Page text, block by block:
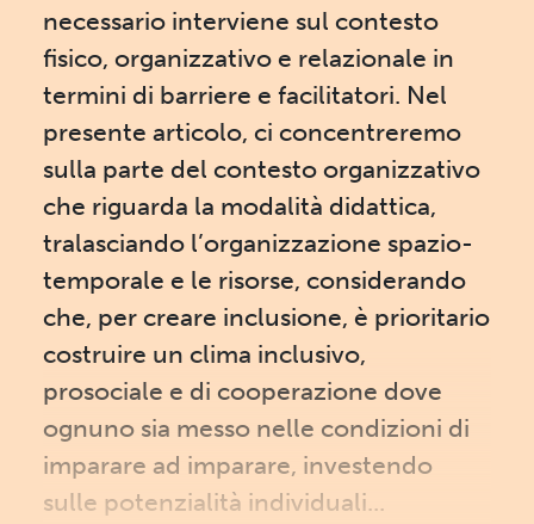
necessario interviene sul contesto
fisico, organizzativo e relazionale in
termini di barriere e facilitatori. Nel
presente articolo, ci concentreremo
sulla parte del contesto organizzativo
che riguarda la modalità didattica,
tralasciando l’organizzazione spazio-
temporale e le risorse, considerando
che, per creare inclusione, è prioritario
costruire un clima inclusivo,
prosociale e di cooperazione dove
ognuno sia messo nelle condizioni di
imparare ad imparare, investendo
sulle potenzialità individuali...